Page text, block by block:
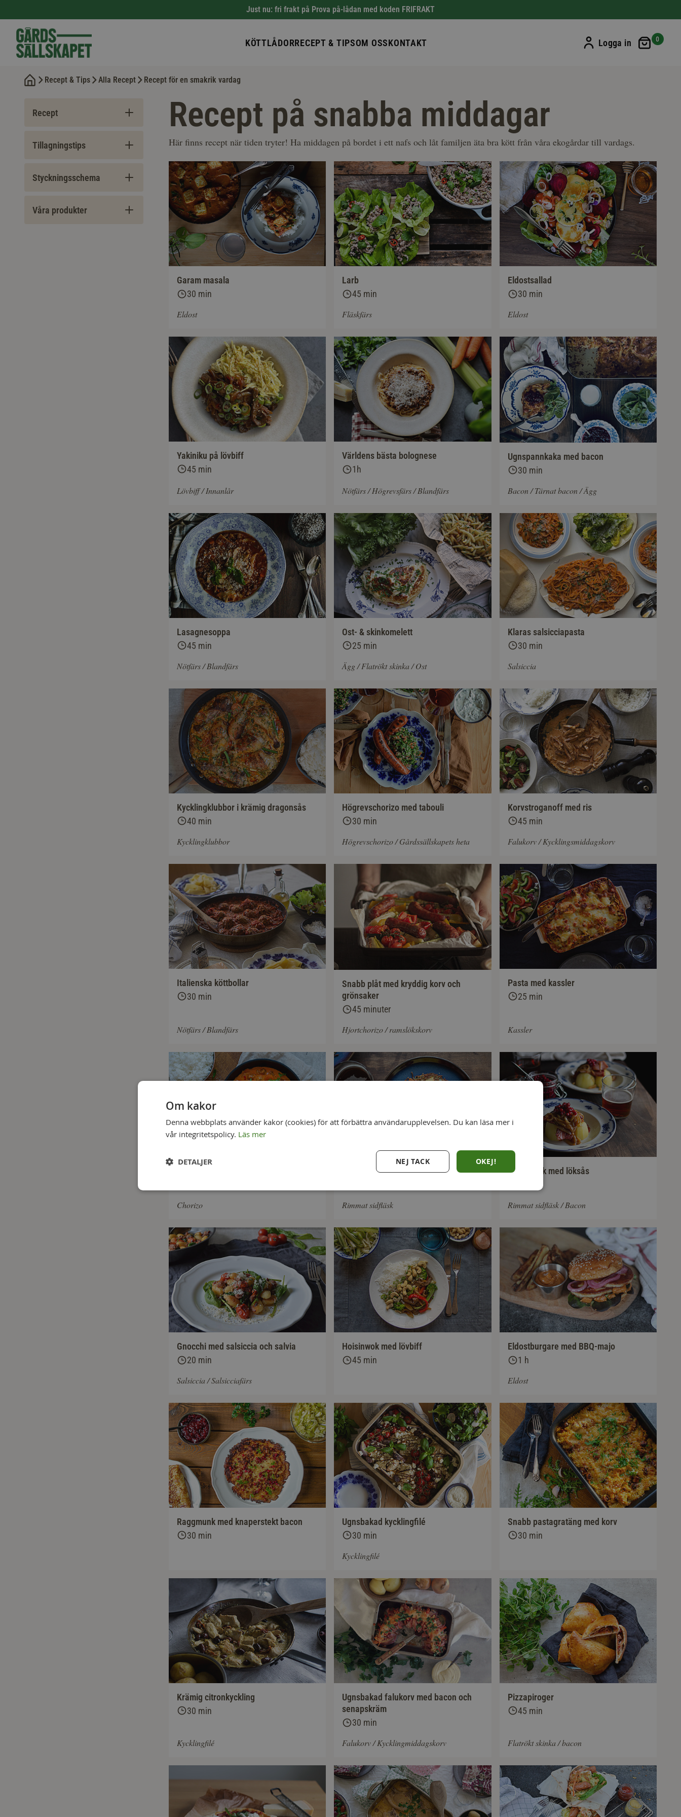
Just nu: fri frakt på Prova på-lådan med koden FRIFRAKT
KÖTTLÅDORRECEPT & TIPSOM OSSKONTAKT Logga in Min
0
Recept & Tips Alla Recept Recept för en smakrik vardag
Recept på snabba middagar
Här finns recept när tiden tryter! Ha middagen på bordet i ett nafs och låt familjen äta bra kött från våra ekogårdar till vardags.
Garam masala
30 min
Eldost
Larb
45 min
Fläskfärs
Eldostsallad
30 min
Eldost
Yakiniku på lövbiff
45 min
Lövbiff / Innanlår
Världens bästa bolognese
1h
Nötfärs / Högrevsfärs / Blandfärs
Ugnspannkaka med bacon
30 min
Bacon / Tärnat bacon / Ägg
Lasagnesoppa
45 min
Nötfärs / Blandfärs
Ost- & skinkomelett
25 min
Ägg / Flatrökt skinka / Ost
Klaras salsicciapasta
30 min
Salsiccia
Kycklingklubbor i krämig dragonsås
40 min
Kycklingklubbor
Högrevschorizo med tabouli
30 min
Högrevschorizo / Gårdssällskapets heta
Korvstroganoff med ris
45 min
Falukorv / Kycklingsmiddagskorv
Italienska köttbollar
30 min
Nötfärs / Blandfärs
Snabb plåt med kryddig korv och
grönsaker
45 minuter
Hjortchorizo / ramslökskorv
Pasta med kassler
25 min
Kassler
Chorizo
Rårakor med stekt fläsk
Rimmat sidfläsk
Stekt fläsk med löksås
Rimmat sidfläsk / Bacon
Gnocchi med salsiccia och salvia
20 min
Salsiccia / Salsicciafärs
Hoisinwok med lövbiff
45 min
Eldostburgare med BBQ-majo
1 h
Eldost
Raggmunk med knaperstekt bacon
30 min
Ugnsbakad kycklingfilé
30 min
Kycklingfilé
Snabb pastagratäng med korv
30 min
Krämig citronkyckling
30 min
Kycklingfilé
Ugnsbakad falukorv med bacon och
senapskräm
30 min
Falukorv / Kycklingmiddagskorv
Pizzapiroger
45 min
Flatrökt skinka / bacon
Recept
Tillagningstips
Styckningsschema
Våra produkter
Om kakor
Denna webbplats använder kakor (cookies) för att förbättra användarupplevelsen. Du kan läsa mer i
vår integritetspolicy. Läs mer
OKEJ!
NEJ TACK
DETALJER